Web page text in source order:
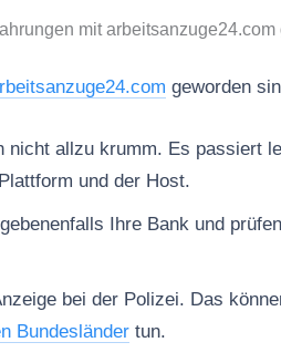
mit arbeitsanzuge24.com
geworden
nicht allzu krumm. Es passiert
und der Host.
Ihre Bank und
bei der Polizei. Das
Bundesländer tun.